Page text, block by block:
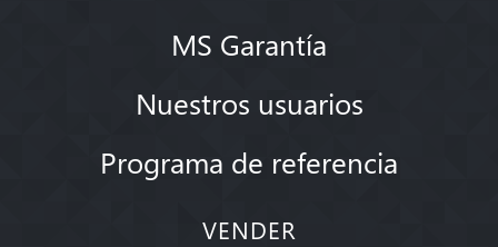
MS Garantía
Nuestros usuarios
Programa de referencia
VENDER